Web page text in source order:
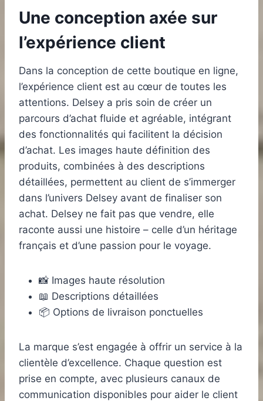
Une conception axée sur
l’expérience client
Dans la conception de cette boutique en ligne,
l’expérience client est au cœur de toutes les
attentions. Delsey a pris soin de créer un
parcours d’achat fluide et agréable, intégrant
des fonctionnalités qui facilitent la décision
d’achat. Les images haute définition des
produits, combinées à des descriptions
détaillées, permettent au client de s’immerger
dans l’univers Delsey avant de finaliser son
achat. Delsey ne fait pas que vendre, elle
raconte aussi une histoire – celle d’un héritage
français et d’une passion pour le voyage.
📸 Images haute résolution
📖 Descriptions détaillées
📦 Options de livraison ponctuelles
La marque s’est engagée à offrir un service à la
clientèle d’excellence. Chaque question est
prise en compte, avec plusieurs canaux de
communication disponibles pour aider le client